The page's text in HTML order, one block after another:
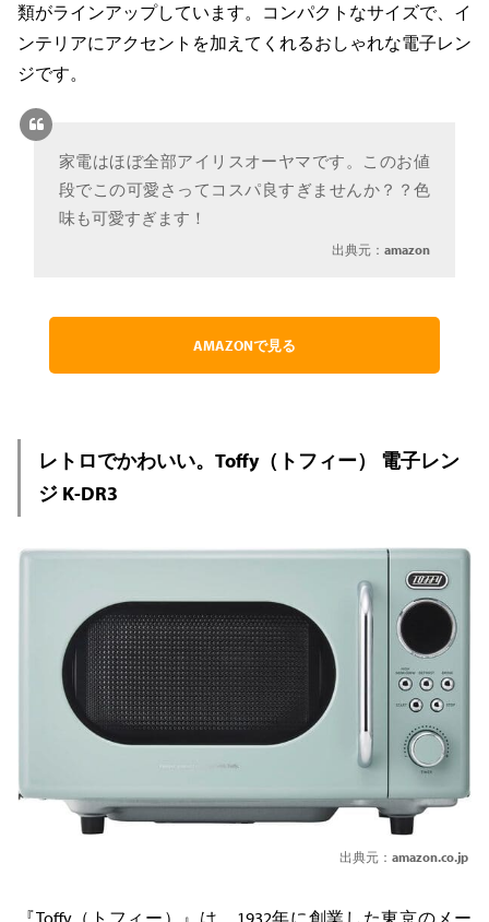
類がラインアップしています。コンパクトなサイズで、イ
ンテリアにアクセントを加えてくれるおしゃれな電子レン
ジです。
家電はほぼ全部アイリスオーヤマです。このお値
段でこの可愛さってコスパ良すぎませんか？？色
味も可愛すぎます！
出典元：amazon
AMAZONで見る
レトロでかわいい。Toffy（トフィー） 電子レン
ジ K-DR3
出典元： amazon.co.jp
『Toffy（トフィー）』は、1932年に創業した東京のメー